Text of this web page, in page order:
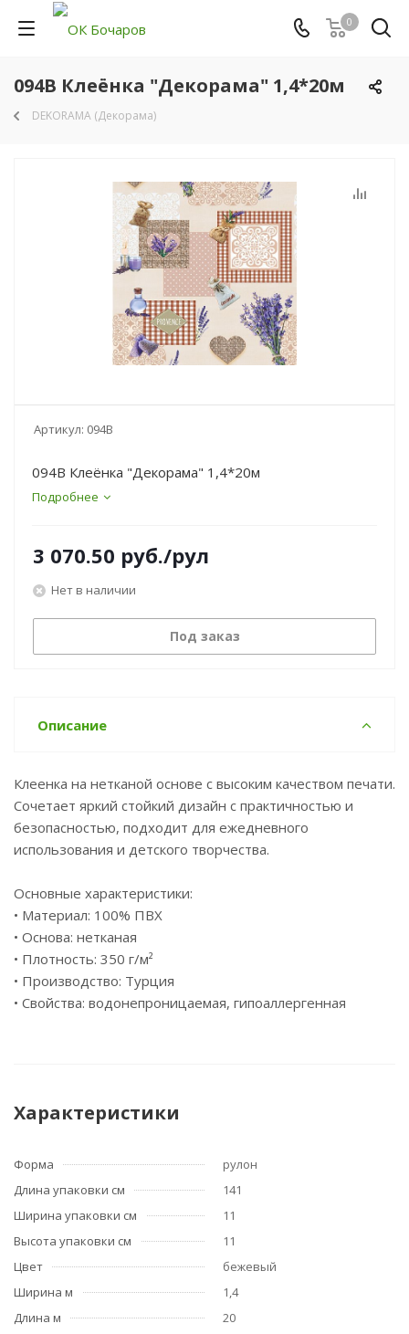
0
094B Клеёнка "Декорама" 1,4*20м
DEKORAMA (Декорама)
Артикул: 094B
094B Клеёнка "Декорама" 1,4*20м
Подробнее
3 070.50 руб./рул
Нет в наличии
Под заказ
Описание
Клеенка на нетканой основе с высоким качеством печати.
Сочетает яркий стойкий дизайн с практичностью и
безопасностью, подходит для ежедневного
использования и детского творчества.
Основные характеристики:
• Материал: 100% ПВХ
• Основа: нетканая
• Плотность: 350 г/м²
• Производство: Турция
• Свойства: водонепроницаемая, гипоаллергенная
Характеристики
Форма
рулон
Длина упаковки см
141
Ширина упаковки см
11
Высота упаковки см
11
Цвет
бежевый
Ширина м
1,4
Длина м
20